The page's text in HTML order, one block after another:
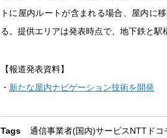
トに屋内ルートが含まれる場合、屋内に
る。提供エリアは発表時点で、地下鉄と駅
【報道発表資料】
・ 新たな屋内ナビゲーション技術を開発
Tags 通信事業者(国内)サービスNTTドコ